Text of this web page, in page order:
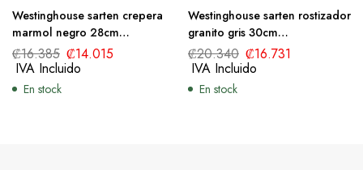
Westinghouse sarten crepera
marmol negro 28cm
WCFP0009C28MBB
₡16.385 ₡14.015
IVA Incluido
En stock
Westinghouse sarten rostizador
granito gris 30cm
WCBA0070002GGY
₡20.340 ₡16.731
IVA Incluido
En stock